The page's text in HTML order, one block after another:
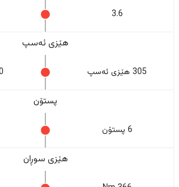
3.6
هێزی ئەسپ
305 هێزی ئەسپ
پستۆن
6 پستۆن
هێزی سوڕان